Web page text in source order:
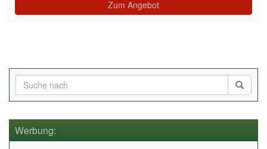
Zum Angebot
Werbung: